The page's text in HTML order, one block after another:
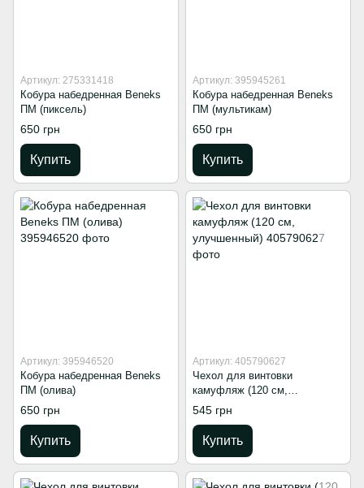
Артикул: 275331418
Кобура набедренная Beneks
ПМ (пиксель)
650 грн
Купить
Артикул: 395945261
Кобура набедренная Beneks
ПМ (мультикам)
650 грн
Купить
Артикул: 395946520
Кобура набедренная Beneks
ПМ (олива)
650 грн
Купить
Артикул: 405790627
Чехол для винтовки
камуфляж (120 см,
улучшенный)
545 грн
Купить